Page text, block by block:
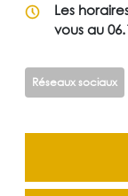
Les
vous au
Réseaux sociaux